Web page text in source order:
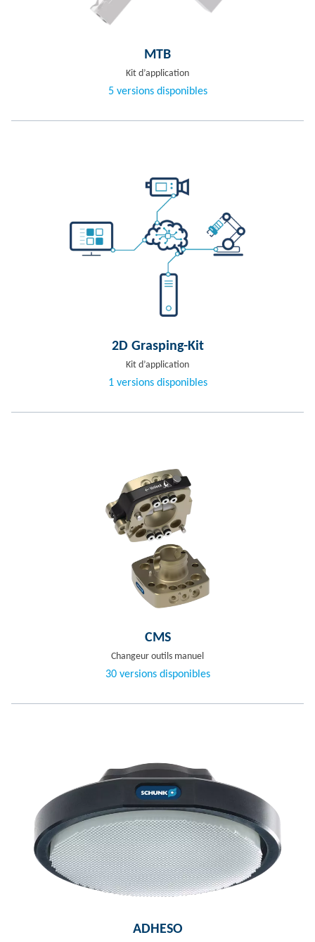
MTB
Kit d’application
5 versions disponibles
2D Grasping-Kit
Kit d’application
1 versions disponibles
CMS
Changeur outils manuel
30 versions disponibles
ADHESO